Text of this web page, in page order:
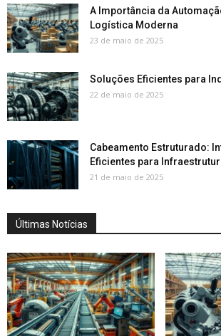
A Importância da
Logística Moderna
23 de maio de 2025
Soluções Eficientes para
22 de maio de 2025
Cabeamento Estruturado:
Eficientes para
21 de maio de 2025
Últimas Notícias